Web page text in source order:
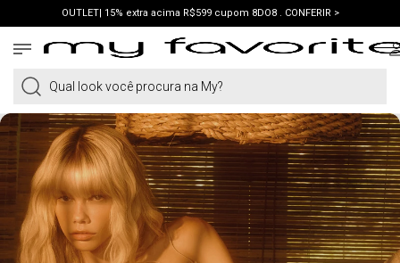
OUTLET| 15% extra acima R$599 cupom 8DO8 . CONFERIR >
PRIMEIRA COMPRA | ganhe 10% cupom WELCOME. VER LOOKS >
Qual look você procura na My?